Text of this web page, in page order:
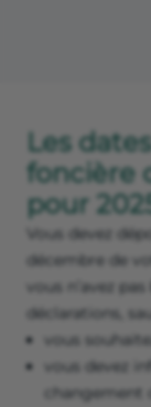
Les
foncière
pour
Vous devez
décembre de
vous n’avez
déclarations,
vous
vous devez